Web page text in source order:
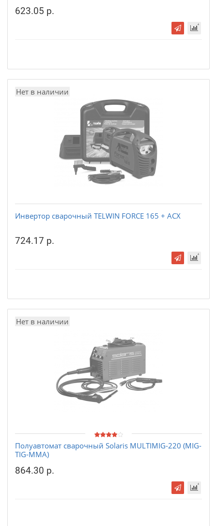
623.05 р.
Нет в наличии
Инвертор сварочный TELWIN FORCE 165 + ACX
724.17 р.
Нет в наличии
Полуавтомат сварочный Solaris MULTIMIG-220 (MIG-
TIG-MMA)
864.30 р.